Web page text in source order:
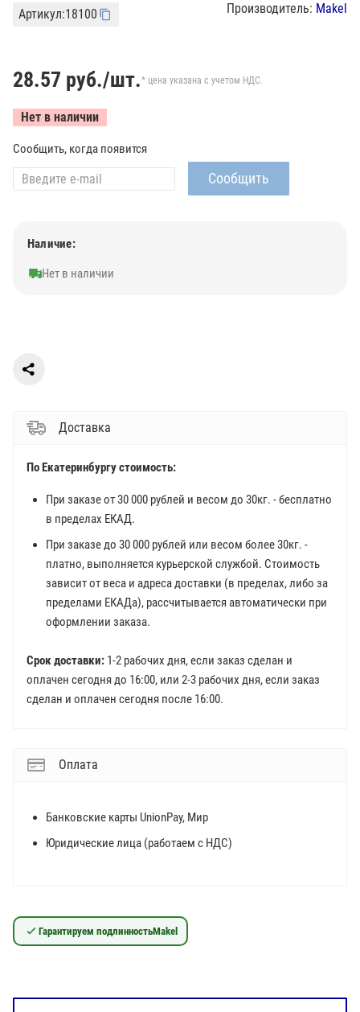
Артикул:18100 Производитель: Makel
28.57 руб./шт.* цена указана с учетом НДС.
Нет в наличии
Сообщить, когда появится
Наличие:
Нет в наличии
Доставка
По Екатеринбургу стоимость:
При заказе от 30 000 рублей и весом до 30кг. - бесплатно
в пределах ЕКАД.
При заказе до 30 000 рублей или весом более 30кг. -
платно, выполняется курьерской службой. Стоимость
зависит от веса и адреса доставки (в пределах, либо за
пределами ЕКАДа), рассчитывается автоматически при
оформлении заказа.
Срок доставки: 1-2 рабочих дня, если заказ сделан и
оплачен сегодня до 16:00, или 2-3 рабочих дня, если заказ
сделан и оплачен сегодня после 16:00.
Оплата
Банковские карты UnionPay, Мир
Юридические лица (работаем с НДС)
Гарантируем подлинностьMakel